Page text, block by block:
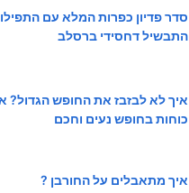
סדר פדיון כפרות המלא עם
התבשיל דחסידי ברסלב
איך לא לבזבז את החופש הגדול?
כוחות בחופש נעים וחכם
איך מתאבלים על החורבן ?